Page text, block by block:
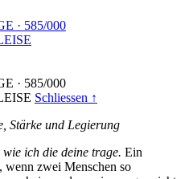
· 585/000
· 585/000
Schliessen ↑
Stärke und Legierung
ich die deine trage. Ein
wenn zwei Menschen so